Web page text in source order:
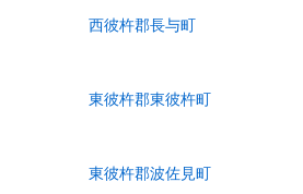
西彼杵郡長与町
東彼杵郡東彼杵町
東彼杵郡波佐見町